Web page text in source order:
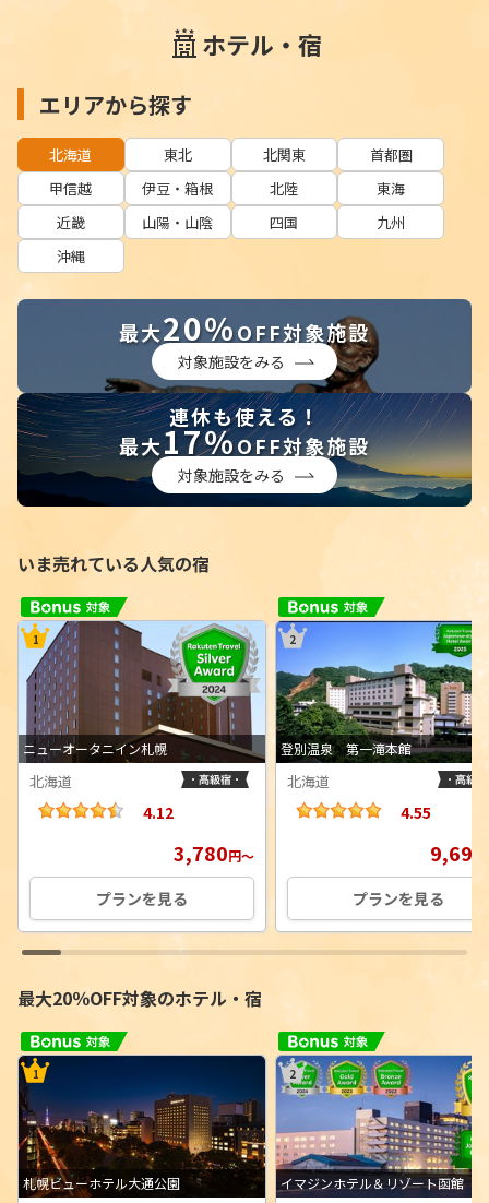
ホテル・宿
エリアから探す
北海道 東北 北関東
首都圏
甲信越
伊豆・箱根 北陸
東海
近畿
山陽・山陰 四国
九州
沖縄
最大20％OFF対象施設
対象施設をみる
連休も使える！
最大17％OFF対象施設
対象施設をみる
いま売れている人気の宿
ニューオータニイン札幌
北海道
4.12
3,780円～
プランを見る
登別温泉 第一滝本館
北海道
4.55
9,690
プランを見る
最大20％OFF対象のホテル・宿
札幌ビューホテル大通公園 イマジンホテル＆リゾート函館